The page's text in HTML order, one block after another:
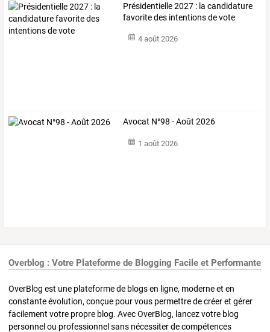
Présidentielle 2027 : la candidature
favorite des intentions de vote
4 août 2026
Avocat N°98 - Août 2026
1 août 2026
Overblog : Votre Plateforme de Blogging Facile et Performante
OverBlog est une plateforme de blogs en ligne, moderne et en
constante évolution, conçue pour vous permettre de créer et gérer
facilement votre propre blog. Avec OverBlog, lancez votre blog
personnel ou professionnel sans nécessiter de compétences